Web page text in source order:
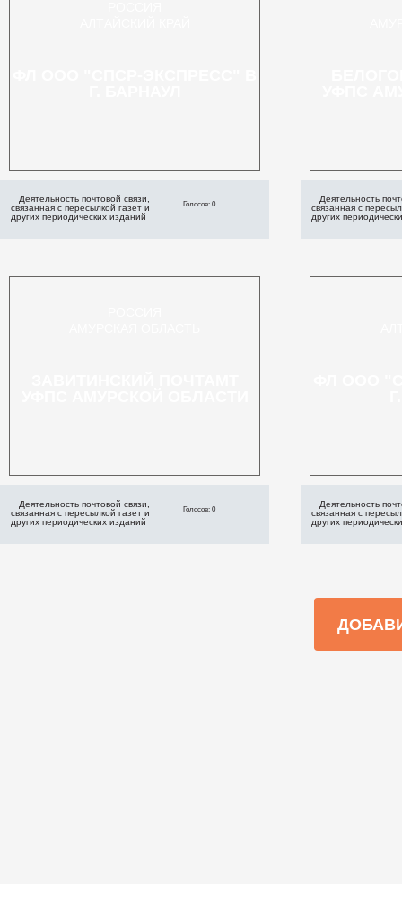
Деятельность почтовой связи,
связанная с пересылкой газет и
других периодических изданий
Голосов: 0
Деятельность
связанная с
других
Деятельность почтовой связи,
связанная с пересылкой газет и
других периодических изданий
Голосов: 0
Деятельность
связанная с
других